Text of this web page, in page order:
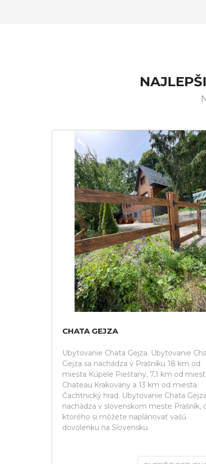
CHATA GEJZA
Ubytovanie Chata Gejza. Ubytovanie
Gejza sa nachádza v Prašníku 18 km od
miesta Kúpele Piešťany, 7,1 km od
Chateau Krakovany a 13 km od miesta
Čachtnický hrad. Ubytovanie Chata
nachádza v slovenskom meste Prašník,
ktorého si môžete naplánovať vašú
dovolenku na Slovensku.